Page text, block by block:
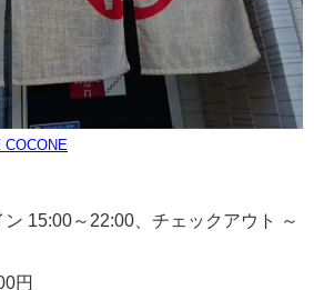
COCONE
ン 15:00～22:00、チェックアウト ～
円